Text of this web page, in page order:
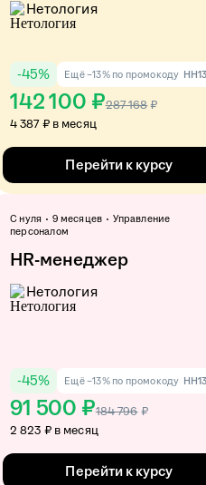
Нетология
-45% Ещё −13% по промокоду HH13
142 100 ₽287 168 ₽
4 387 ₽ в месяц
Перейти к курсу
С нуля 9 месяцев
Управление
персоналом
HR-менеджер
Нетология
-45% Ещё −13% по промокоду HH13
91 500 ₽184 796 ₽
2 823 ₽ в месяц
Перейти к курсу